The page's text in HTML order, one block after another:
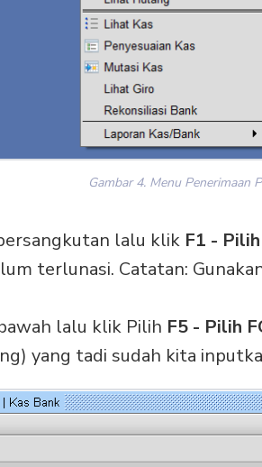
Gambar 4. Menu Penerimaan
lalu klik F1 -
terlunasi. Catatan:
lalu klik Pilih F5 - Pilih
yang tadi sudah kita